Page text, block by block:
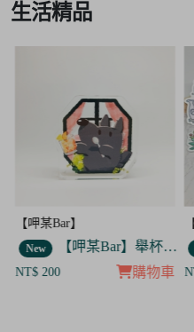
3
生活精品
【呷某Bar】
New 【呷某Bar】小貼紙 7入套組
NT$ 280 購物車